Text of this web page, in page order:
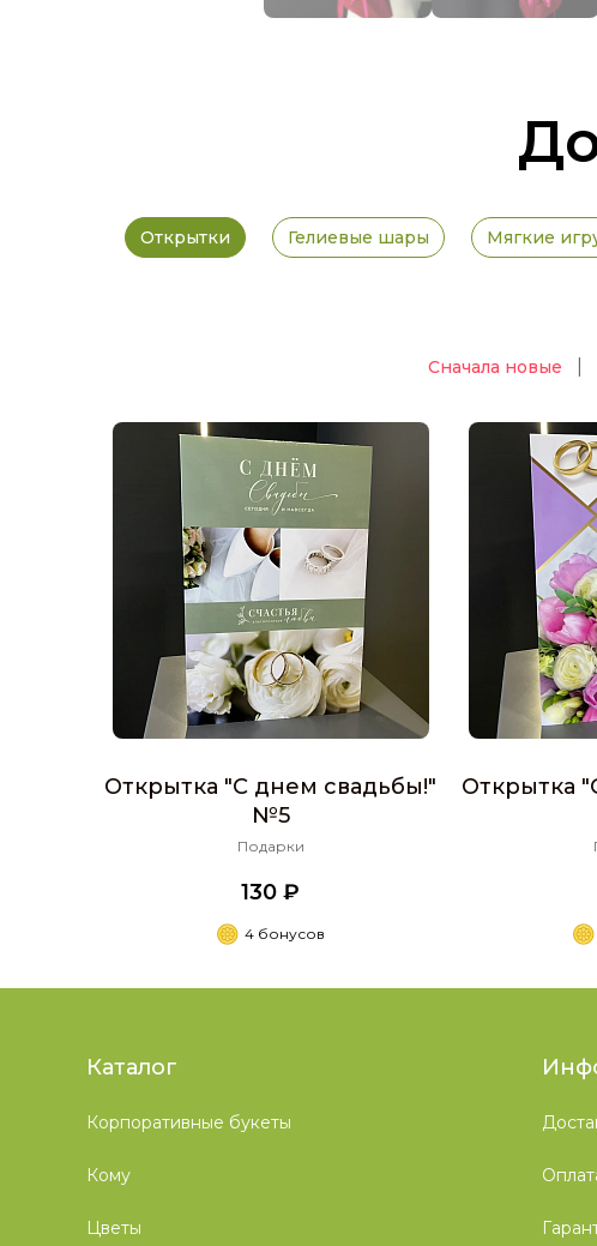
Открытки Гелиевые шары Мягкие
Сначала новые
Открытка "С днем свадьбы!"
№5
Подарки
130 ₽
4 бонусов
Открытка
Каталог
Корпоративные букеты
Кому
Цветы